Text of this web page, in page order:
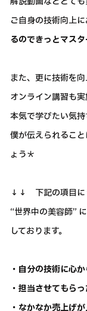
ご自身の技術向上
るのできっとマスタ
また、更に技術を
オンライン講習も実
本気で学びたい気
僕が伝えられるこ
ょう＊
↓↓ 下記の項目に
“世界中の美容師”
しております。
・自分の技術に心
・担当させてもら
・なかなか売上げ